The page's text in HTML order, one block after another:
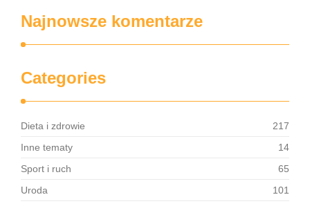
Najnowsze komentarze
Categories
Dieta i zdrowie
217
Inne tematy
14
Sport i ruch
65
Uroda
101